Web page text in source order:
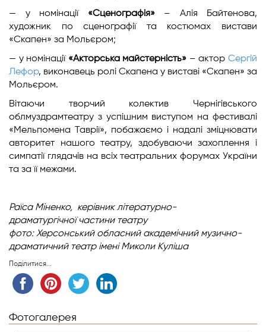
— у номінації «Сценографія»– Алія Байтенова,
художник по сценографії та костюмах вистави
«Скапен» за Мольєром;
— у номінації «Акторська майстерність» – акторСергій
Лефор, виконавець ролі Скапена у виставі «Скапен» за
Мольєром.
Вітаючи творчий колектив Чернігівського
облмуздрамтеатру з успішним виступом на фестивалі
«Мельпомена Таврії», побажаємо і надалі зміцнювати
авторитет нашого театру, здобуваючи захоплення і
симпатії глядачів на всіх театральних форумах України
та за її межами.
Раїса Міненко, керівник літературно-
драматургічноїчастини театру
фото: Херсонський обласний академічний музично-
драматичний театр імені Миколи Куліша
Поділитися...
Фотогалерея